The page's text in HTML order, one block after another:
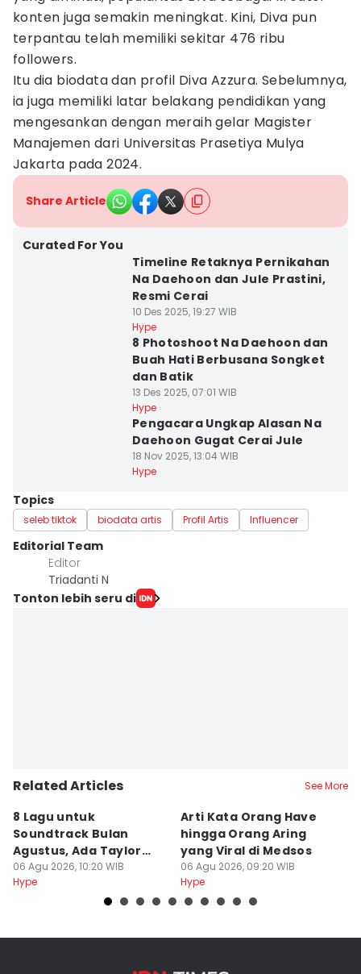
konten juga semakin meningkat. Kini, Diva pun
terpantau telah memiliki sekitar 476 ribu
followers.
Itu dia biodata dan profil Diva Azzura. Sebelumnya,
ia juga memiliki latar belakang pendidikan yang
mengesankan dengan meraih gelar Magister
Manajemen dari Universitas Prasetiya Mulya
Jakarta pada 2024.
Share Article
Curated For You
Timeline Retaknya Pernikahan
Na Daehoon dan Jule Prastini,
Resmi Cerai
10 Des 2025, 19:27 WIB
Hype
8 Photoshoot Na Daehoon dan
Buah Hati Berbusana Songket
dan Batik
13 Des 2025, 07:01 WIB
Hype
Pengacara Ungkap Alasan Na
Daehoon Gugat Cerai Jule
18 Nov 2025, 13:04 WIB
Hype
Topics
seleb tiktok biodata artis Profil Artis Influencer
Editorial Team
Editor
Triadanti N
Tonton lebih seru di
Related Articles See More
8 Lagu untuk
Soundtrack Bulan
Agustus, Ada Taylor
Swift!
06 Agu 2026, 10:20 WIB
Hype
Arti Kata Orang Have
hingga Orang Aring
yang Viral di Medsos
06 Agu 2026, 09:20 WIB
Hype